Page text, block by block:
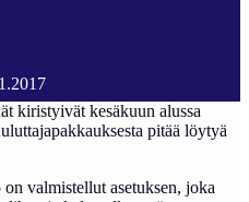
kiristyivät kesäkuun alussa
pitää löytyä
valmistellut asetuksen, joka